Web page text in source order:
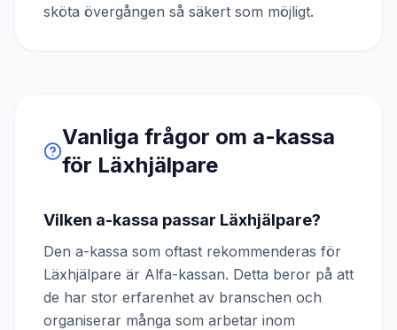
sköta övergången så säkert som möjligt.
Vanliga frågor om a-kassa
för Läxhjälpare
Vilken a-kassa passar Läxhjälpare?
Den a-kassa som oftast rekommenderas för
Läxhjälpare är Alfa-kassan. Detta beror på att
de har stor erfarenhet av branschen och
organiserar många som arbetar inom